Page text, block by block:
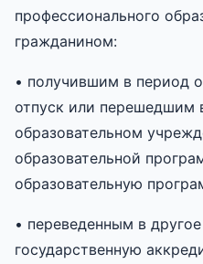
профессионального
гражданином:
• получившим в период
отпуск или перешедшим
образовательном
образовательной
образовательную
• переведенным в
государственную